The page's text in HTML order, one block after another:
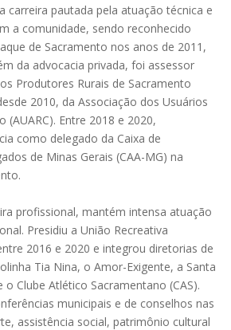
carreira pautada pela atuação técnica e
a comunidade, sendo reconhecido
de Sacramento nos anos de 2011,
da advocacia privada, foi assessor
Produtores Rurais de Sacramento
2010, da Associação dos Usuários
(AUARC). Entre 2018 e 2020,
como delegado da Caixa de
de Minas Gerais (CAA-MG) na
profissional, mantém intensa atuação
Presidiu a União Recreativa
2016 e 2020 e integrou diretorias de
Tia Nina, o Amor-Exigente, a Santa
o Clube Atlético Sacramentano (CAS).
municipais e de conselhos nas
assistência social, patrimônio cultural